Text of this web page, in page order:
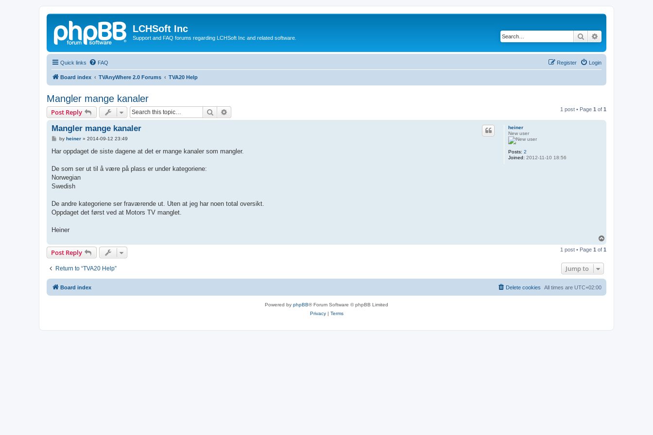
LCHSoft Inc
Support and FAQ forums regarding LCHSoft Inc and related software. Search
Quick links FAQ Login
Register
Board index TVAnyWhere 2.0 Forums TVA20 Help
Mangler mange kanaler
Post Reply Search 1 post • Page 1 of 1
heiner
New user
Posts: 2
Joined: 2012-11-10 18:56
Mangler mange kanaler
P
s
by heiner» 2014-09-12 23:49
Har oppdaget de siste dagene at det er mange kanaler som mangler.
De som ser ut til å være på plass er under kategoriene:
Norwegian
Swedish
De andre kategoriene ser fraværende ut. Uten at jeg har noen total oversikt.
Oppdaget det først ved at Motors TV manglet.
Heiner
p
Post Reply 1 post • Page 1 of 1
Return to “TVA20 Help” Jump to
Board index All times are UTC+02:00
Delete cookies
Powered by phpBB® Forum Software © phpBB Limited
Privacy| Terms